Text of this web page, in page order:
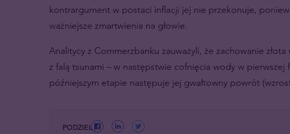
kontrargument w postaci inflacji jej nie przekonuje,
ważniejsze zmartwienia na głowie.
Analitycy z Commerzbanku zauważyli, że zachowanie
z falą tsunami – w następstwie cofnięcia wody w pierwszej
późniejszym etapie następuje jej gwałtowny powrót
PODZIEL